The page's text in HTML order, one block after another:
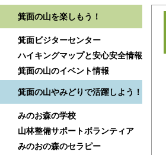
箕面の山を楽しもう！
箕面ビジターセンター
ハイキングマップと安心安全情報
箕面の山のイベント情報
箕面の山やみどりで活躍しよう！
みのお森の学校
山林整備サポートボランティア
みのおの森のセラピー